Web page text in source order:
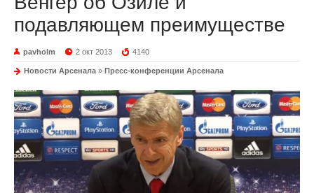
подавляющем преимуществе
pavholm 2 окт 2013 4140
Новости Арсенала » Пресс-конференции Арсенала